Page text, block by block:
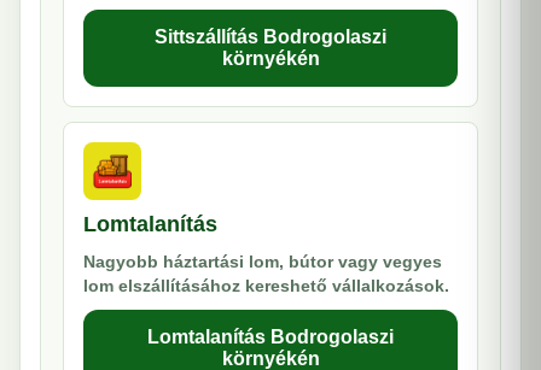
Sittszállítás Bodrogolaszi
környékén
Lomtalanítás
Nagyobb háztartási lom, bútor vagy vegyes
lom elszállításához kereshető vállalkozások.
Lomtalanítás Bodrogolaszi
környékén